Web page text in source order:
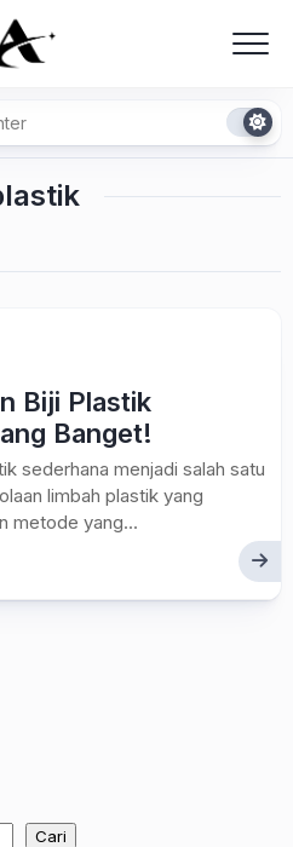
Biji Plastik
Banget!
sederhana menjadi salah satu
limbah plastik yang
metode yang...
Cari